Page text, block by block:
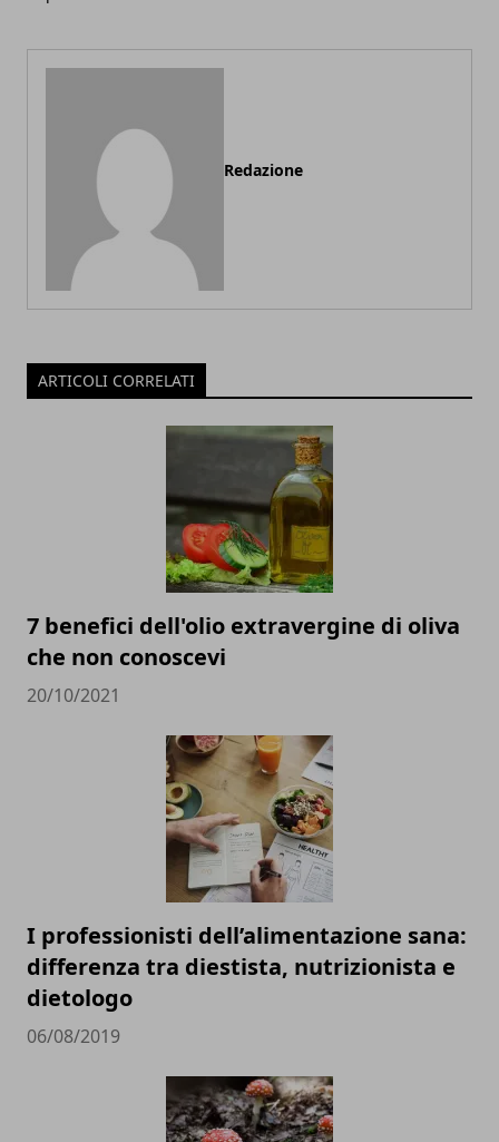
Redazione
ARTICOLI CORRELATI
7 benefici dell'olio extravergine di oliva
che non conoscevi
20/10/2021
I professionisti dell’alimentazione sana:
differenza tra diestista, nutrizionista e
dietologo
06/08/2019